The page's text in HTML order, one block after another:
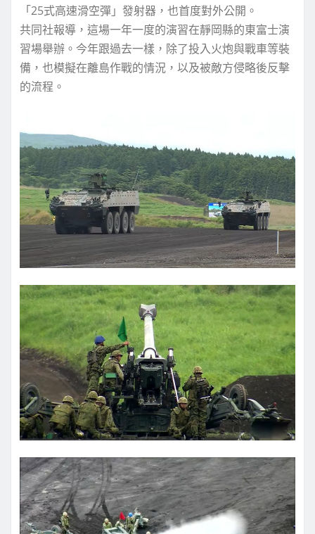
「25式高速滑空彈」發射器，也首度對外公開。
共同社報導，這場一年一度的演習在靜岡縣的東富士演
習場舉辦。今年跟過去一樣，除了投入火炮與戰車等裝
備，也模擬在離島作戰的情況，以及被敵方侵略後反擊
的流程。